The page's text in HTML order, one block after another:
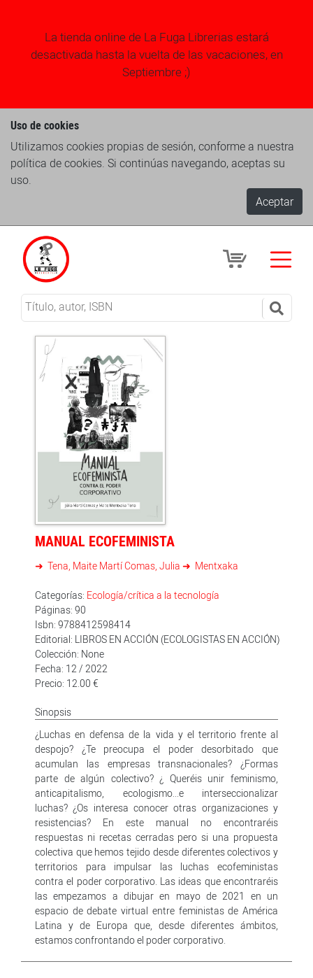
La tienda online de La Fuga Librerias estará
desactivada hasta la vuelta de las vacaciones, en
Septiembre ;)
Uso de cookies
Utilizamos cookies propias de sesión, conforme a nuestra
política de cookies. Si continúas navegando, aceptas su
uso.
Aceptar
MANUAL ECOFEMINISTA
Tena, Maite Martí Comas, Julia Mentxaka
Categorías: Ecología/crítica a la tecnología
Páginas: 90
Isbn: 9788412598414
Editorial: LIBROS EN ACCIÓN (ECOLOGISTAS EN ACCIÓN)
Colección: None
Fecha: 12 / 2022
Precio: 12.00 €
Sinopsis
¿Luchas en defensa de la vida y el territorio frente al
despojo? ¿Te preocupa el poder desorbitado que
acumulan las empresas transnacionales? ¿Formas
parte de algún colectivo? ¿ Queréis unir feminismo,
anticapitalismo, ecologismo...e interseccionalizar
luchas? ¿Os interesa conocer otras organizaciones y
resistencias? En este manual no encontraréis
respuestas ni recetas cerradas pero si una propuesta
colectiva que hemos tejido desde diferentes colectivos y
territorios para impulsar las luchas ecofeministas
contra el poder corporativo. Las ideas que encontraréis
las empezamos a dibujar en mayo de 2021 en un
espacio de debate virtual entre feministas de América
Latina y de Europa que, desde diferentes ámbitos,
estamos confrontando el poder corporativo.